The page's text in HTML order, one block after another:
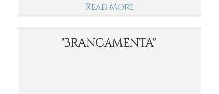
Read More
"BRANCAMENTA"